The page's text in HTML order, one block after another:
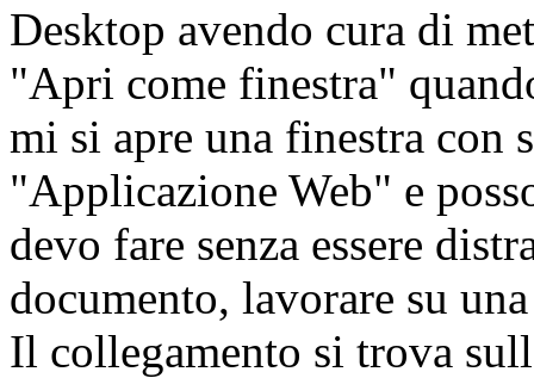
Desktop avendo cura di
"Apri come finestra"
mi si apre una finestra con
"Applicazione Web" e
devo fare senza essere
documento, lavorare su
Il collegamento si trova